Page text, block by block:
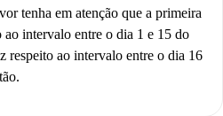
tenha em atenção que a primeira
ao intervalo entre o dia 1 e 15 do
respeito ao intervalo entre o dia 16